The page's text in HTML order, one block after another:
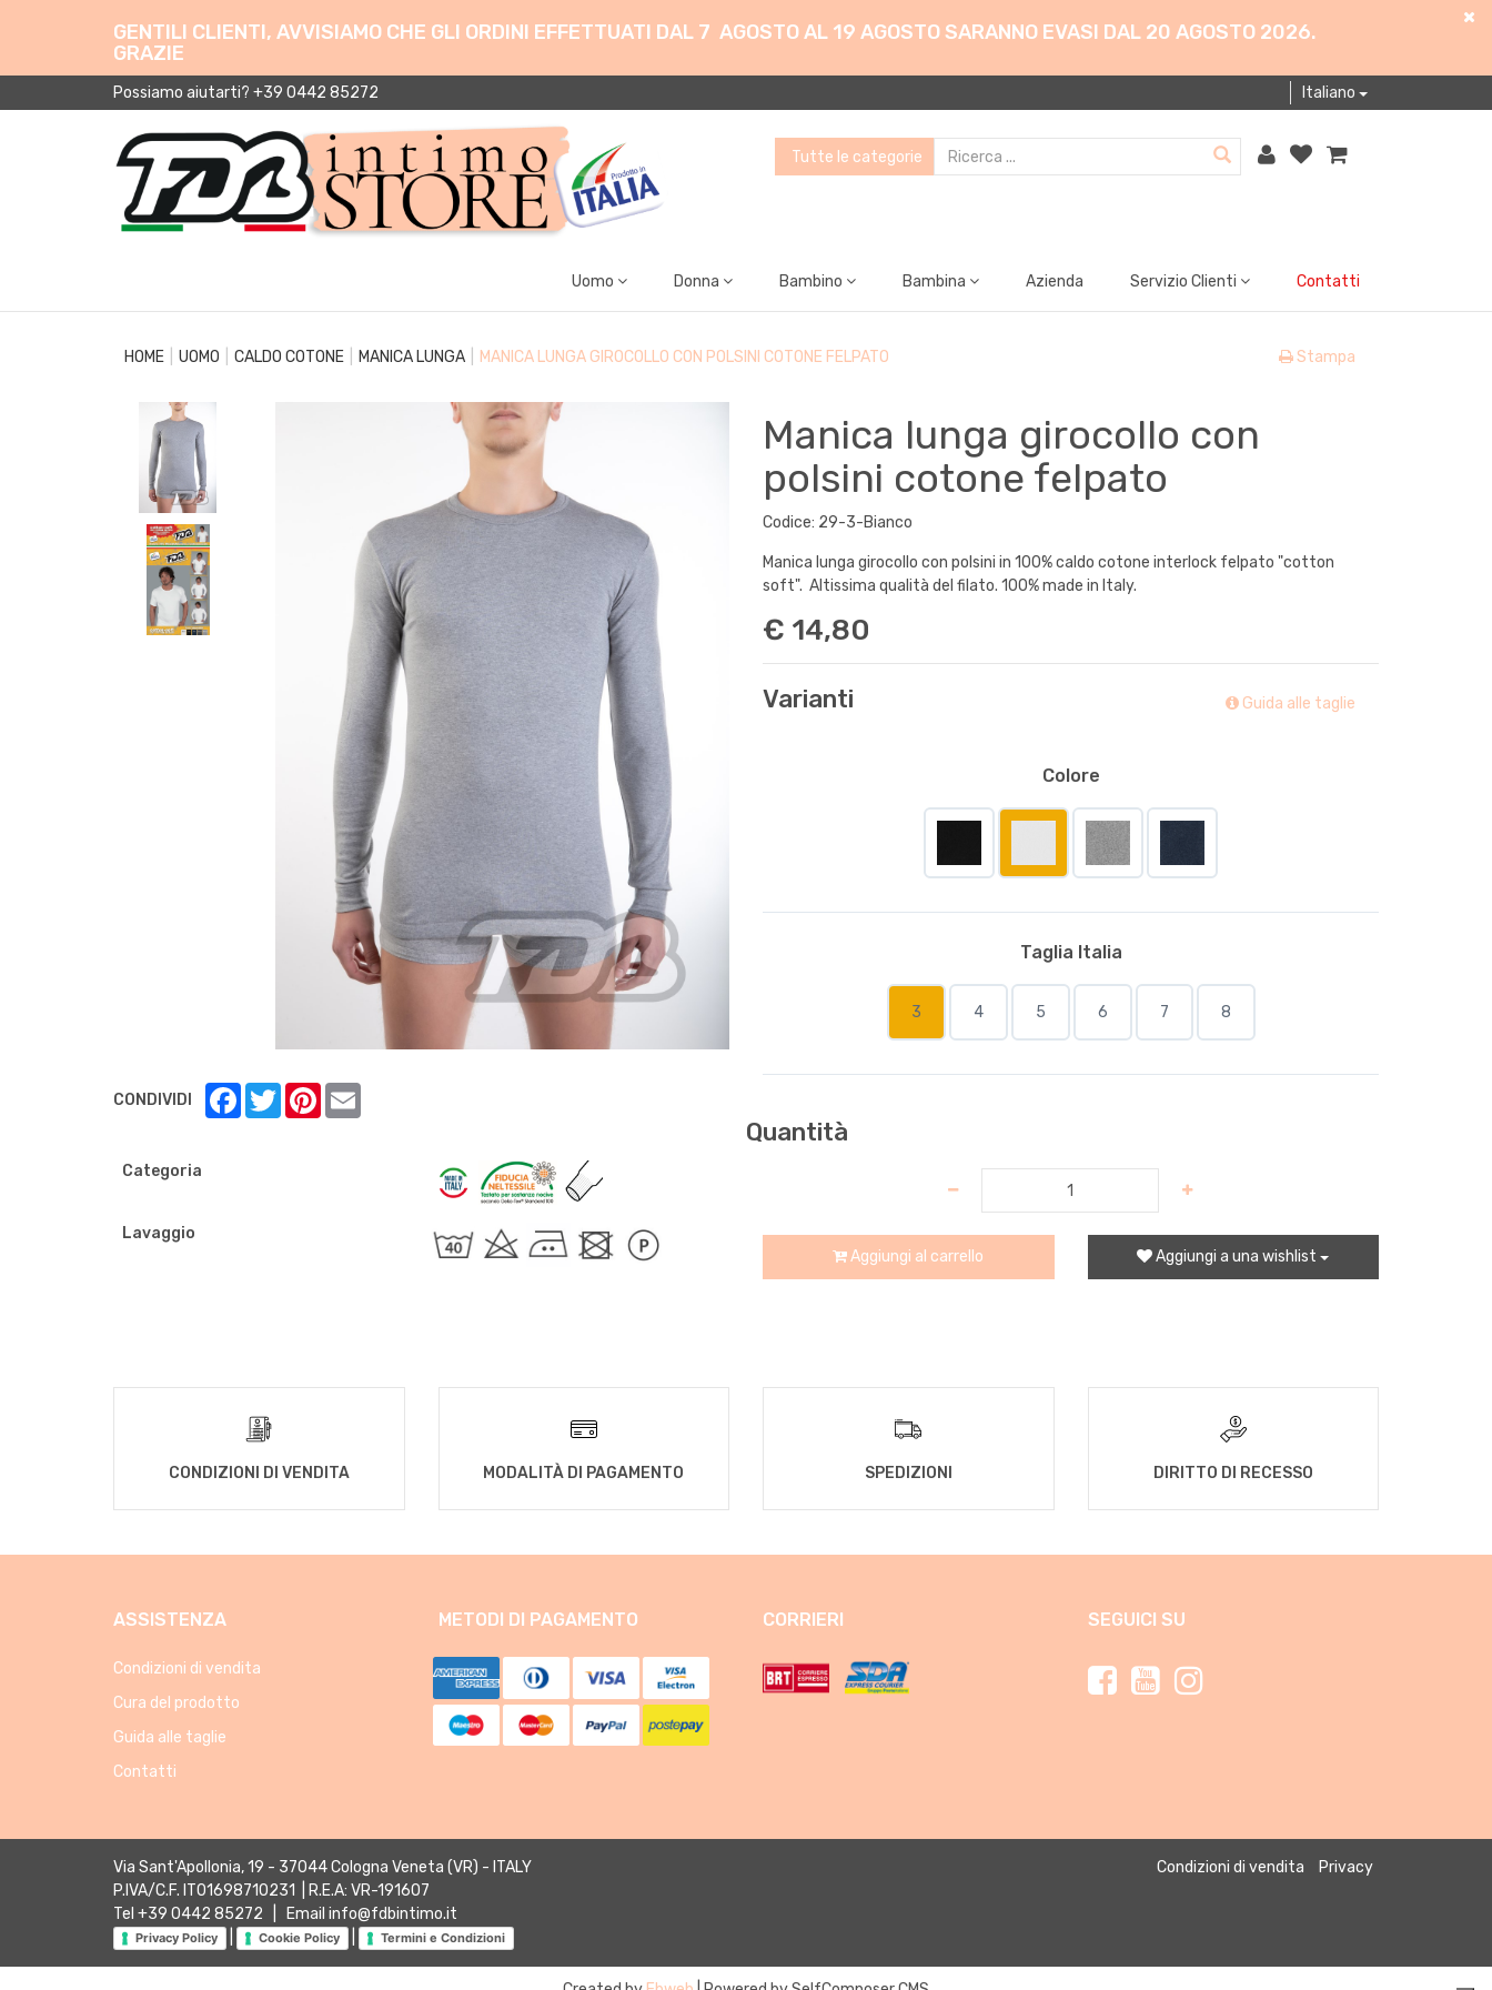
GENTILI CLIENTI, AVVISIAMO CHE GLI ORDINI EFFETTUATI DAL 7 AGOSTO AL 19 AGOSTO SARANNO EVASI DAL 20 AGOSTO 2026.
GRAZIE
Possiamo aiutarti? +39 0442 85272 Italiano
Uomo Donna Bambino Bambina Azienda Servizio Clienti Contatti
HOME UOMO CALDO COTONE MANICA LUNGA MANICA LUNGA GIROCOLLO CON POLSINI COTONE FELPATO Stampa
CONDIVIDI FacebookTwitterPinterest
Categoria
Lavaggio
Manica lunga girocollo con
polsini cotone felpato
Codice: 29-3-Bianco
Manica lunga girocollo con polsini in 100% caldo cotone interlock felpato "cotton
soft". Altissima qualità del filato. 100% made in Italy.
€ 14,80
Varianti Guida alle taglie
Colore
Taglia Italia
3 4 5 6 7 8
Quantità
Aggiungi al carrello Aggiungi a una wishlist
CONDIZIONI DI VENDITA MODALITÀ DI PAGAMENTO SPEDIZIONI DIRITTO DI RECESSO
ASSISTENZA
Condizioni di vendita
Cura del prodotto
Guida alle taglie
Contatti
METODI DI PAGAMENTO CORRIERI SEGUICI SU
Via Sant'Apollonia, 19 - 37044 Cologna Veneta (VR) - ITALY
P.IVA/C.F. IT01698710231 | R.E.A: VR-191607
Tel +39 0442 85272 | Email info@fdbintimo.it
Privacy Policy Cookie Policy Termini e Condizioni
Condizioni di vendita Privacy